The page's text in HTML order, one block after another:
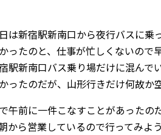
は新宿駅新南口から夜行バスに
ったのと、仕事が忙しくないの
駅新南口バス乗り場だけに混ん
ったのだが、山形行きだけ何故か
午前に一件こなすことがあった
から営業しているので行ってみ